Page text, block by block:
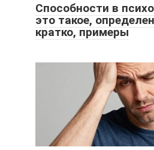
Способности в
это такое,
кратко, примеры